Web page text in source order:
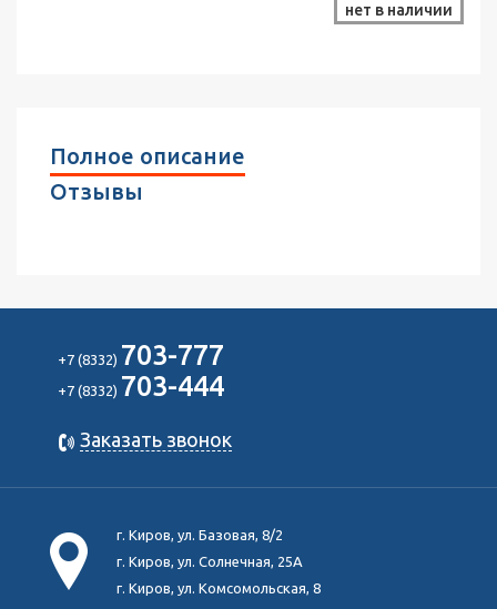
нет в наличии
Полное описание
Отзывы
+7 (8332) 703-777
+7 (8332) 703-444
Заказать звонок
г. Киров, ул. Базовая, 8/2
г. Киров, ул. Солнечная, 25А
г. Киров, ул. Комсомольская, 8